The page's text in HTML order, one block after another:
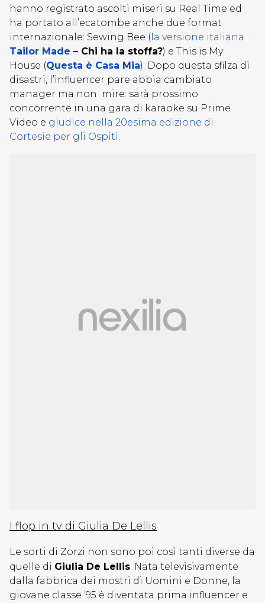
hanno registrato ascolti miseri su Real Time ed
ha portato all’ecatombe anche due format
internazionale: Sewing Bee ( la versione italiana
Tailor Made – Chi ha la stoffa?) e This is My
House (Questa è Casa Mia). Dopo questa sfilza di
disastri, l’influencer pare abbia cambiato
manager ma non mire: sarà prossimo
concorrente in una gara di karaoke su Prime
Video e giudice nella 20esima edizione di
Cortesie per gli Ospiti.
I flop in tv di Giulia De Lellis
Le sorti di Zorzi non sono poi così tanti diverse da
quelle di Giulia De Lellis. Nata televisivamente
dalla fabbrica dei mostri di Uomini e Donne, la
giovane classe ’95 è diventata prima influencer e